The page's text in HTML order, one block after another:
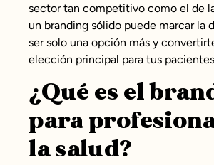
sector tan competitivo como el de
un branding sólido puede marcar la
ser solo una opción más y
elección principal para tus
¿Qué es el
para
la salud?